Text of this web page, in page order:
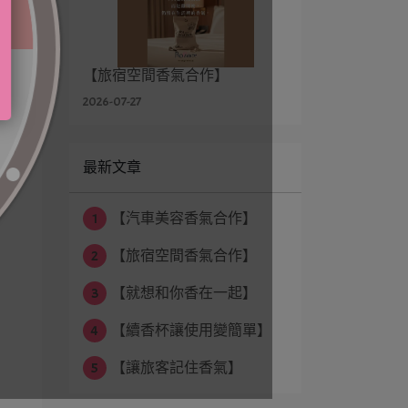
【旅宿空間香氣合作】
2026-07-27
最新文章
1 【汽車美容香氣合作】
2 【旅宿空間香氣合作】
3 【就想和你香在一起】
4 【續香杯讓使用變簡單】
5 【讓旅客記住香氣】